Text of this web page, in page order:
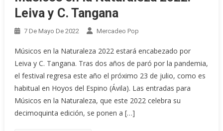
Leiva y C. Tangana
7 De Mayo De 2022 Mercadeo Pop
Músicos en la Naturaleza 2022 estará encabezado por
Leiva y C. Tangana. Tras dos años de paró por la pandemia,
el festival regresa este año el próximo 23 de julio, como es
habitual en Hoyos del Espino (Ávila). Las entradas para
Músicos en la Naturaleza, que este 2022 celebra su
decimoquinta edición, se ponen a […]